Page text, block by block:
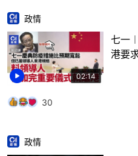
02:14
政情
七一
港要
30
政情